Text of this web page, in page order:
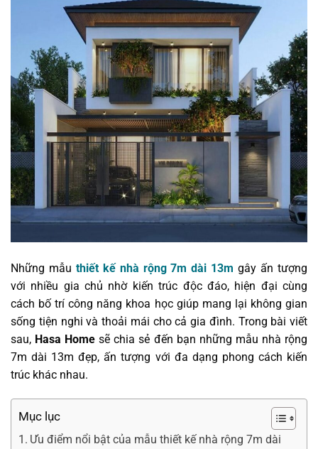
Những mẫu thiết kế nhà rộng 7m dài 13m gây ấn tượng
với nhiều gia chủ nhờ kiến trúc độc đáo, hiện đại cùng
cách bố trí công năng khoa học giúp mang lại không gian
sống tiện nghi và thoải mái cho cả gia đình. Trong bài viết
sau, Hasa Home sẽ chia sẻ đến bạn những mẫu nhà rộng
7m dài 13m đẹp, ấn tượng với đa dạng phong cách kiến
trúc khác nhau.
Mục lục
Ưu điểm nổi bật của mẫu thiết kế nhà rộng 7m dài